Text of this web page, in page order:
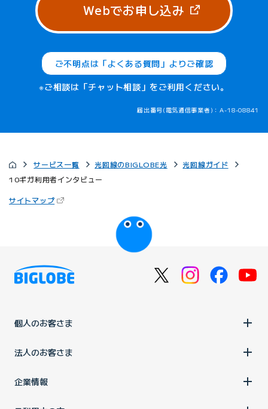
Webでお申し込み （新しいタブ
ご不明点は「よくある質問」よりご確認
※ご相談は「チャット相談」をご利用ください。
届出番号(電気通信事業者)：A-18-08841
サービス一覧 光回線のBIGLOBE光
光回線ガイド
10ギガ利用者インタビュー
サイトマップ（新しいタブで開きます）
個人のお客さま
法人のお客さま
企業情報